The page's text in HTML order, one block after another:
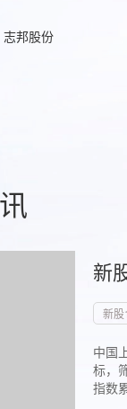
志邦股份
新
新股
中国
标，
指数